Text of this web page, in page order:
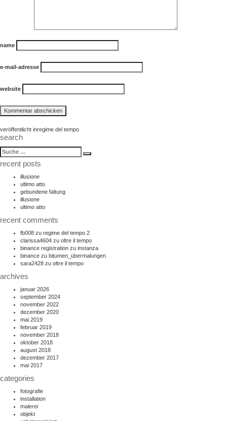
name
e-mail-adresse
website
beitragsnavigation
veröffentlicht inregime del tempo
search
suche
nach:
Suche
recent posts
illusione
ultimo atto
gebundene faltung
illusione
ultimo atto
recent comments
fb008 zu regime del tempo 2
clarissa4604 zu oltre il tempo
binance registration zu instanza
binance zu bitumen_übermalungen
sara2428 zu oltre il tempo
archives
januar 2026
september 2024
november 2022
dezember 2020
mai 2019
februar 2019
november 2018
oktober 2018
august 2018
dezember 2017
mai 2017
categories
fotografie
installation
malerei
objekt